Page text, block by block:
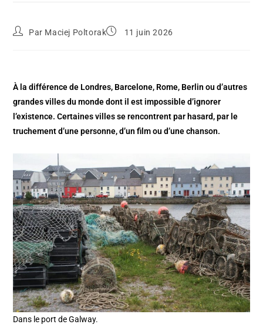
Par Maciej Poltorak 11 juin 2026
À la différence de Londres, Barcelone, Rome, Berlin ou d’autres
grandes villes du monde dont il est impossible d’ignorer
l’existence. Certaines villes se rencontrent par hasard, par le
truchement d’une personne, d’un film ou d’une chanson.
Dans le port de Galway.